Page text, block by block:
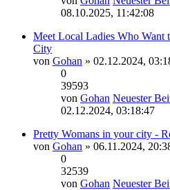
08.10.2025, 11:42:08
Meet Local Ladies Who Want
City
von Gohan » 02.12.2024,
0
39593
von Gohan Neuester
02.12.2024, 03:18:47
Pretty Womans in your city -
von Gohan » 06.11.2024,
0
32539
von Gohan Neuester